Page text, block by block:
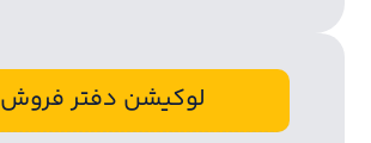
لوکیشن دفتر فروش